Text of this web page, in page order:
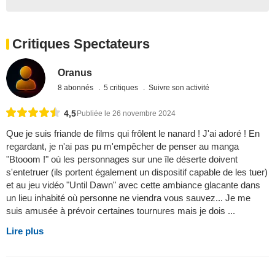
Critiques Spectateurs
Oranus
8 abonnés 5 critiques Suivre son activité
4,5Publiée le 26 novembre 2024
Que je suis friande de films qui frôlent le nanard ! J'ai adoré ! En
regardant, je n'ai pas pu m'empêcher de penser au manga
"Btooom !" où les personnages sur une île déserte doivent
s'entetruer (ils portent également un dispositif capable de les tuer)
et au jeu vidéo "Until Dawn" avec cette ambiance glacante dans
un lieu inhabité où personne ne viendra vous sauvez... Je me
suis amusée à prévoir certaines tournures mais je dois ...
Lire plus